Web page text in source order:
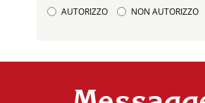
AUTORIZZO NON AUTORIZZO